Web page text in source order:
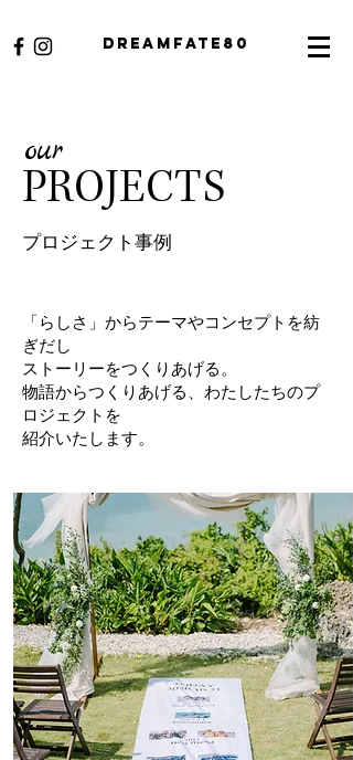
​Dreamfate80
our
PROJECTS
プロジェクト事例
「らしさ」からテーマやコンセプトを紡
ぎだし
ストーリーをつくりあげる。
物語からつくりあげる、わたしたちのプ
ロジェクトを
​紹介いたします。